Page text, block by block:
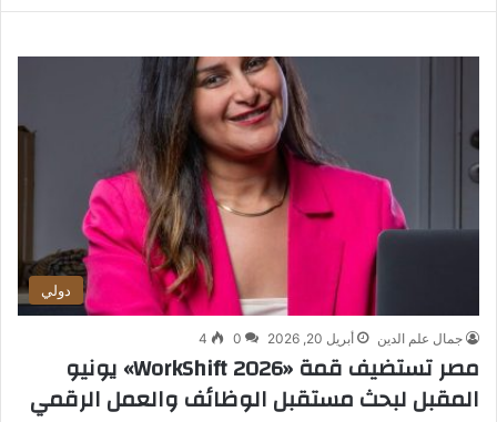
دولي
جمال علم الدين أبريل 20, 2026 0
4
مصر تستضيف قمة «WorkShift 2026» يونيو
المقبل لبحث مستقبل الوظائف والعمل الرقمي